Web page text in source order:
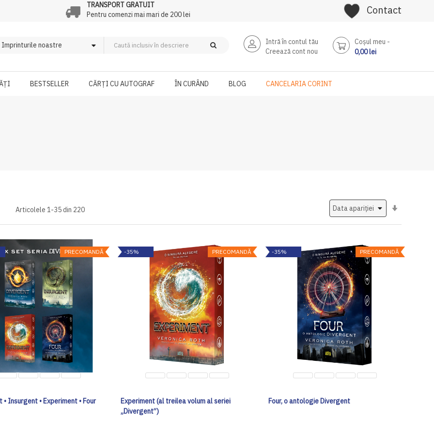
TRANSPORT GRATUIT
Pentru comenzi mai mari de 200 lei
Contact
Intră în contul tău
Creează cont nou
Coşul meu
0,00 lei
BESTSELLER CĂRȚI CU AUTOGRAF ÎN CURÂND BLOG CANCELARIA CORINT
Articolele1-35din 220
PRECOMANDĂ
• Insurgent • Experiment • Four
PRECOMANDĂ
-35%
Experiment (al treilea volum al seriei
„Divergent”)
PRECOMANDĂ
-35%
Four, o antologie Divergent